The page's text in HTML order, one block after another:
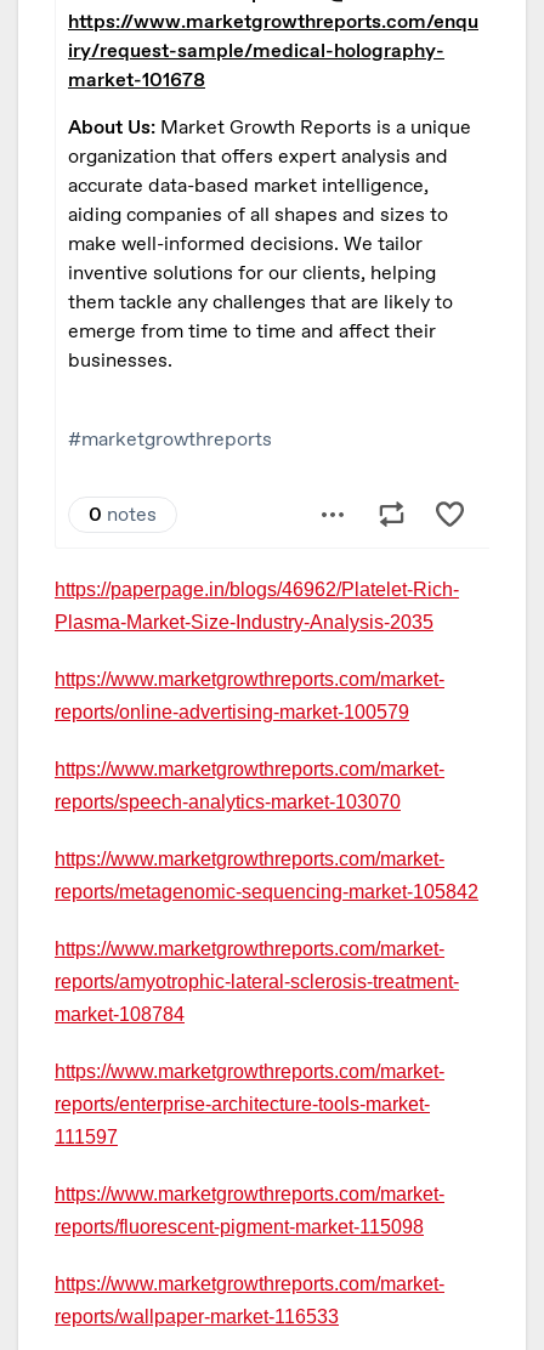
https://paperpage.in/blogs/46962/Platelet-Rich-
Plasma-Market-Size-Industry-Analysis-2035
https://www.marketgrowthreports.com/market-
reports/online-advertising-market-100579
https://www.marketgrowthreports.com/market-
reports/speech-analytics-market-103070
https://www.marketgrowthreports.com/market-
reports/metagenomic-sequencing-market-105842
https://www.marketgrowthreports.com/market-
reports/amyotrophic-lateral-sclerosis-treatment-
market-108784
https://www.marketgrowthreports.com/market-
reports/enterprise-architecture-tools-market-
111597
https://www.marketgrowthreports.com/market-
reports/fluorescent-pigment-market-115098
https://www.marketgrowthreports.com/market-
reports/wallpaper-market-116533